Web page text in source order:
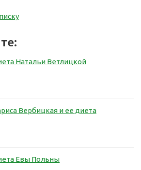
Натальи Ветлицкой
Вербицкая и ее диета
Евы Польны